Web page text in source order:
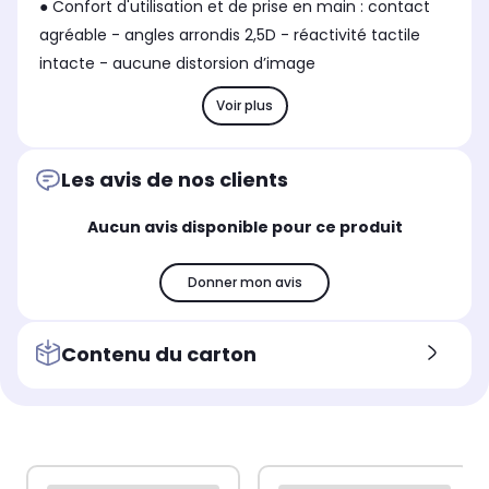
● Confort d'utilisation et de prise en main : contact
agréable - angles arrondis 2,5D - réactivité tactile
intacte - aucune distorsion d’image
Voir plus
Les avis de nos clients
Aucun avis disponible pour ce produit
Donner mon avis
Contenu du carton